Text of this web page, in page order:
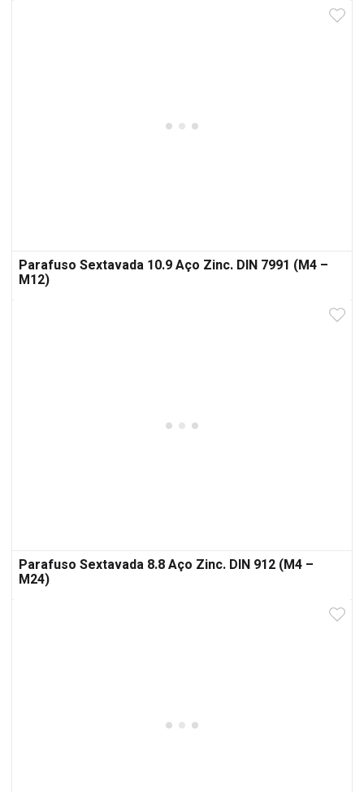
Parafuso Sextavada 10.9 Aço Zinc. DIN 7991 (M4 –
M12)
Parafuso Sextavada 8.8 Aço Zinc. DIN 912 (M4 –
M24)